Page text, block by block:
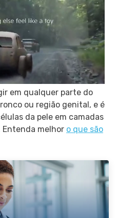
em qualquer parte do
ou região genital, e é
da pele em camadas
melhor o que são